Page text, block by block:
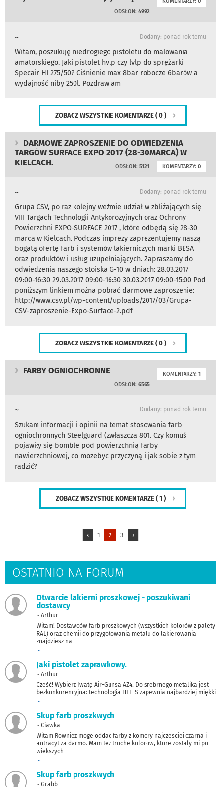
KOMENTARZY: 0
ODSŁON: 4992
~ Dodany: ponad rok temu
Witam, poszukuję niedrogiego pistoletu do malowania
amatorskiego. Jaki pistolet hvlp czy lvlp do sprężarki
Specair HI 275/50? Ciśnienie max 8bar robocze 6barów a
wydajność niby 250l. Pozdrawiam
ZOBACZ WSZYSTKIE KOMENTARZE ( 0 )
DARMOWE ZAPROSZENIE DO ODWIEDZENIA
TARGÓW SURFACE EXPO 2017 (28-30MARCA) W
KIELCACH.
KOMENTARZY: 0
ODSŁON: 5121
~ Dodany: ponad rok temu
Grupa CSV, po raz kolejny weźmie udział w zbliżających się
VIII Targach Technologii Antykorozyjnych oraz Ochrony
Powierzchni EXPO-SURFACE 2017 , które odbędą się 28-30
marca w Kielcach. Podczas imprezy zaprezentujemy naszą
bogatą ofertę farb i systemów lakierniczych marki BESA
oraz produktów i usług uzupełniających. Zapraszamy do
odwiedzenia naszego stoiska G-10 w dniach: 28.03.2017
09:00-16:30 29.03.2017 09:00-16:30 30.03.2017 09:00-15:00 Pod
poniższym linkiem można pobrać darmowe zaproszenie:
http://www.csv.pl/wp-content/uploads/2017/03/Grupa-
CSV-zaproszenie-Expo-Surface-2.pdf
ZOBACZ WSZYSTKIE KOMENTARZE ( 0 )
FARBY OGNIOCHRONNE KOMENTARZY: 1
ODSŁON: 6565
~ Dodany: ponad rok temu
Szukam informacji i opinii na temat stosowania farb
ogniochronnych Steelguard (zwłaszcza 801. Czy komuś
pojawiły się bomble pod powierzchnią farby
nawierzchniowej, co mozebyc przyczyną i jak sobie z tym
radzić?
ZOBACZ WSZYSTKIE KOMENTARZE ( 1 )
‹ 1 2 3 ›
OSTATNIO NA FORUM
Otwarcie lakierni proszkowej - poszukiwani
dostawcy
~ Arthur
Witam! Dostawców farb proszkowych (wszystkich kolorów z palety
RAL) oraz chemii do przygotowania metalu do lakierowania
znajdziesz na
...
Jaki pistolet zaprawkowy.
~ Arthur
Cześć! Wybierz Iwatę Air-Gunsa AZ4. Do srebrnego metalika jest
bezkonkurencyjna: technologia HTE-S zapewnia najbardziej miękki
...
Skup farb proszkwych
~ Ciawka
Witam Rowniez moge oddac farby z komory najczesciej czarna i
antracyt za darmo. Mam tez troche kolorow, ktore zostaly mi po
wiekszych
...
Skup farb proszkwych
~ Grabb